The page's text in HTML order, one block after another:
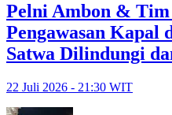
Pelni Ambon &
Pengawasan Kapal
Satwa Dilindungi
22 Juli 2026 - 21:30 WIT